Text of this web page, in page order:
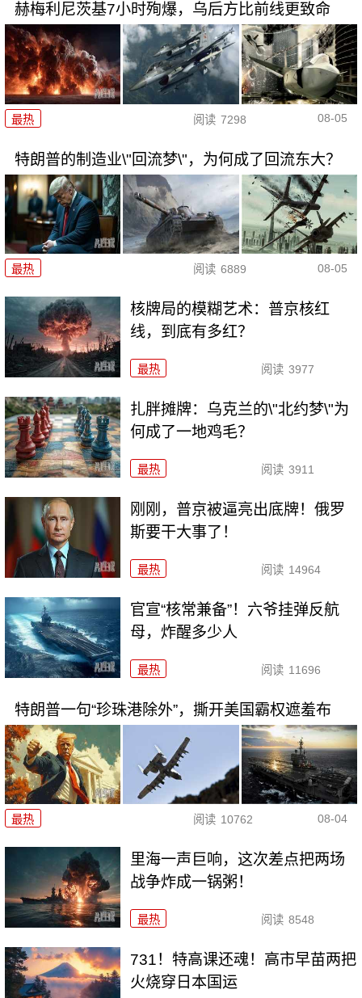
赫梅利尼茨基7小时殉爆，乌后方比前线更致命
最热 阅读 7298 08-05
特朗普的制造业\"回流梦\"，为何成了回流东大？
最热 阅读 6889 08-05
核牌局的模糊艺术：普京核红
线，到底有多红？
最热 阅读 3977
扎胖摊牌：乌克兰的\"北约梦\"为
何成了一地鸡毛？
最热 阅读 3911
刚刚，普京被逼亮出底牌！俄罗
斯要干大事了！
最热 阅读 14964
官宣“核常兼备”！六爷挂弹反航
母，炸醒多少人
最热 阅读 11696
特朗普一句“珍珠港除外”，撕开美国霸权遮羞布
最热 阅读 10762 08-04
里海一声巨响，这次差点把两场
战争炸成一锅粥！
最热 阅读 8548
731！特高课还魂！高市早苗两把
火烧穿日本国运